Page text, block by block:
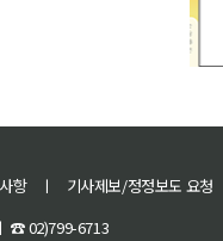
항 ㅣ 기사제보/정정보도 요청
☎ 02)799-6713